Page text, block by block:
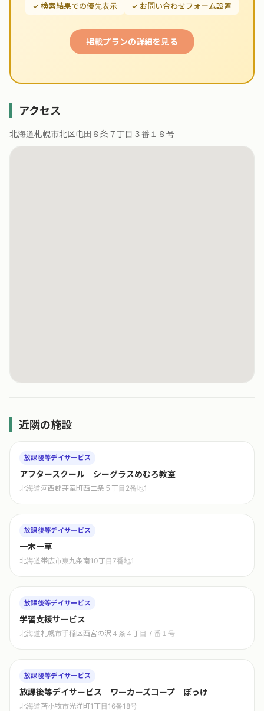
✓ 検索結果での優先表示
✓ お問い合わせフォーム設置
掲載プランの詳細を見る
アクセス
北海道札幌市北区屯田８条７丁目３番１８号
近隣の施設
放課後等デイサービス
アフタースクール シーグラスめむろ教室
北海道河西郡芽室町西二条５丁目2番地1
放課後等デイサービス
一木一草
北海道帯広市東九条南10丁目7番地1
放課後等デイサービス
学習支援サービス
北海道札幌市手稲区西宮の沢４条４丁目７番１号
放課後等デイサービス
放課後等デイサービス ワーカーズコープ ぽっけ
北海道苫小牧市光洋町1丁目16番18号